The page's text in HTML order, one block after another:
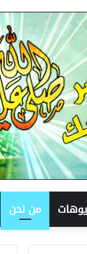
من نحن